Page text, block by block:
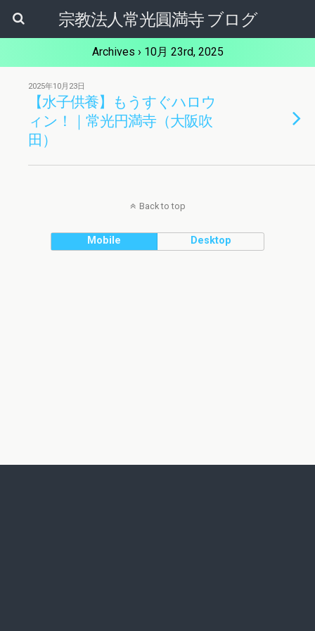
宗教法人常光圓満寺 ブログ
Archives › 10月 23rd, 2025
2025年10月23日
【水子供養】もうすぐハロウ
ィン！｜常光円満寺（大阪吹
田）
Back to top
Mobile Desktop